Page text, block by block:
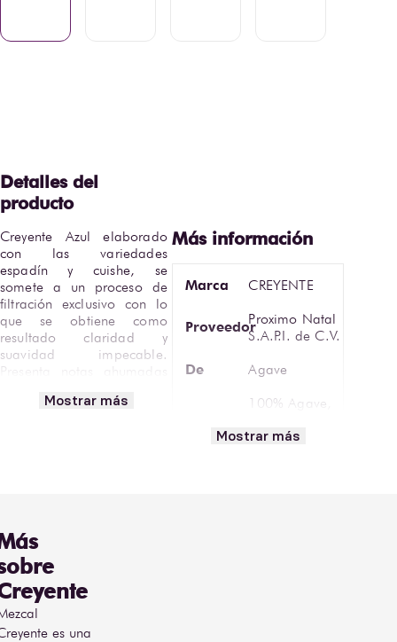
Creyente Azul elaborado
con las variedades
espadín y cuishe, se
somete a un proceso de
filtración exclusivo con lo
que se obtiene como
resultado claridad y
suavidad impecable.
Presenta notas ahumadas
hierbas y especias.
Mostrar más
Marca CREYENTE
ProveedorProximo Natal
S.A.P.I. de C.V.
De Agave
100% Agave,
Cristalino
Mostrar más
es una